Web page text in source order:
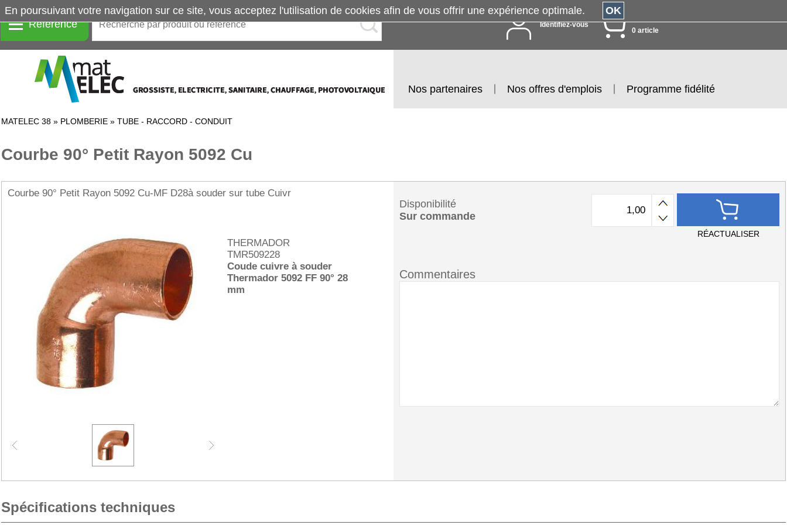
Référence Identifiez-vous
0 article
Nos partenaires Nos offres d'emplois Programme fidélité
MATELEC 38 » PLOMBERIE » TUBE - RACCORD - CONDUIT
Courbe 90° Petit Rayon 5092 Cu
Courbe 90° Petit Rayon 5092 Cu-MF D28à souder sur tube Cuivr
THERMADOR
TMR509228
Coude cuivre à souder
Thermador 5092 FF 90° 28
mm
Disponibilité
Sur commande
RÉACTUALISER
Commentaires
Spécifications techniques
En poursuivant votre navigation sur ce site, vous acceptez l'utilisation de cookies afin de vous offrir une expérience optimale. OK